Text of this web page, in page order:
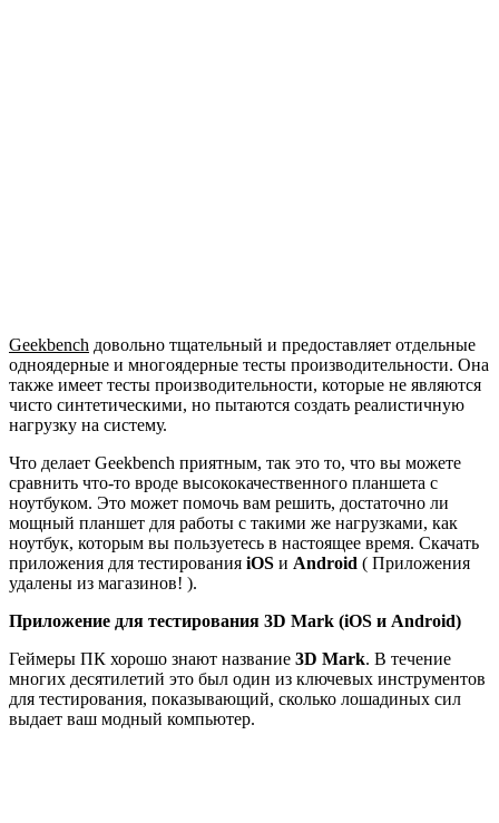
Geekbench довольно тщательный и предоставляет отдельные
одноядерные и многоядерные тесты производительности. Она
также имеет тесты производительности, которые не являются
чисто синтетическими, но пытаются создать реалистичную
нагрузку на систему.
Что делает Geekbench приятным, так это то, что вы можете
сравнить что-то вроде высококачественного планшета с
ноутбуком. Это может помочь вам решить, достаточно ли
мощный планшет для работы с такими же нагрузками, как
ноутбук, которым вы пользуетесь в настоящее время. Скачать
приложения для тестирования iOS и Android ( Приложения
удалены из магазинов! ).
Приложение для тестирования 3D Mark (iOS и Android)
Геймеры ПК хорошо знают название 3D Mark. В течение
многих десятилетий это был один из ключевых инструментов
для тестирования, показывающий, сколько лошадиных сил
выдает ваш модный компьютер.